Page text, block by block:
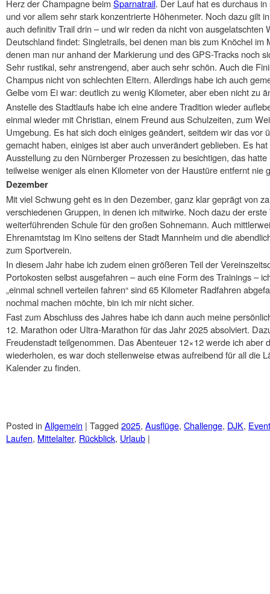
Herz der Champagne beimSparnatrail. Der Lauf hat es durchaus
und vor allem sehr stark konzentrierte Höhenmeter. Noch dazu gilt
auch definitiv Trail drin – und wir reden da nicht von ausgelatschten
Deutschland findet: Singletrails, bei denen man bis zum Knöchel im
denen man nur anhand der Markierung und des GPS-Tracks noch
Sehr rustikal, sehr anstrengend, aber auch sehr schön. Auch die
Champus nicht von schlechten Eltern. Allerdings habe ich auch
Gelbe vom Ei war: deutlich zu wenig Kilometer, aber eben nicht zu
Anstelle des Stadtlaufs habe ich eine andere Tradition wieder
einmal wieder mit Christian, einem Freund aus Schulzeiten, zum
Umgebung. Es hat sich doch einiges geändert, seitdem wir das vor
gemacht haben, einiges ist aber auch unverändert geblieben. Es
Ausstellung zu den Nürnberger Prozessen zu besichtigen, das
teilweise weniger als einen Kilometer von der Haustüre entfernt nie
Dezember
Mit viel Schwung geht es in den Dezember, ganz klar geprägt von
verschiedenen Gruppen, in denen ich mitwirke. Noch dazu der
weiterführenden Schule für den großen Sohnemann. Auch
Ehrenamtstag im Kino seitens der Stadt Mannheim und die
zum Sportverein.
In diesem Jahr habe ich zudem einen größeren Teil der
Portokosten selbst ausgefahren – auch eine Form des Trainings –
„einmal schnell verteilen fahren“ sind 65 Kilometer Radfahren
nochmal machen möchte, bin ich mir nicht sicher.
Fast zum Abschluss des Jahres habe ich dann auch meine
12. Marathon oder Ultra-Marathon für das Jahr 2025 absolviert.
Freudenstadt teilgenommen. Das Abenteuer 12×12 werde ich aber
wiederholen, es war doch stellenweise etwas aufreibend für all die
Kalender zu finden.
Posted in Allgemein | Tagged 2025, Ausflüge, Challenge, DJK,
Laufen, Mittelalter, Rückblick, Urlaub |